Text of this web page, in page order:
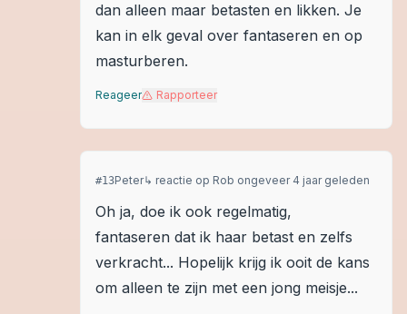
dan alleen maar betasten en likken. Je
kan in elk geval over fantaseren en op
masturberen.
Reageer Rapporteer
#13Peter↳ reactie op Rob ongeveer 4 jaar geleden
Oh ja, doe ik ook regelmatig,
fantaseren dat ik haar betast en zelfs
verkracht... Hopelijk krijg ik ooit de kans
om alleen te zijn met een jong meisje...